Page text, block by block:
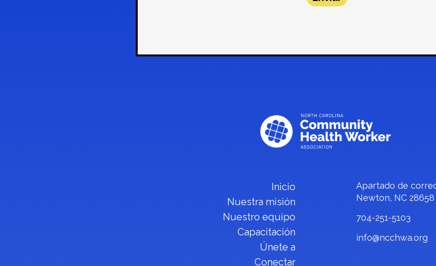
Inicio
Nuestra misión
Nuestro equipo
Capacitación
Únete a
Conectar
Apartado de
Newton, NC 28658
704-251-5103
info@ncchwa.org